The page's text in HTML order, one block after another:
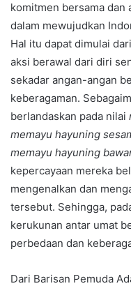
komitmen bersama dan
dalam mewujudkan
Hal itu dapat dimulai
aksi berawal dari diri
sekadar angan-angan
keberagaman.
berlandaskan pada nilai
memayu hayuning
memayu hayuning
kepercayaan mereka
mengenalkan dan
tersebut. Sehingga,
kerukunan antar umat
perbedaan dan
Dari Barisan Pemuda